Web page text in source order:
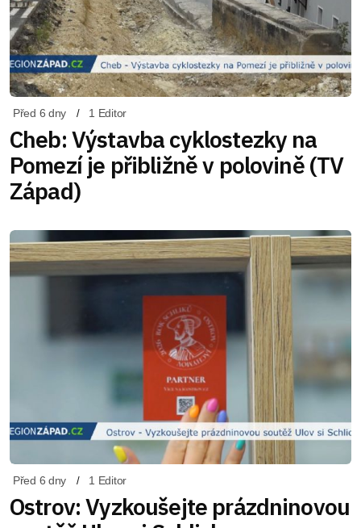
Před 6 dny 1 Editor
Cheb: Výstavba cyklostezky na
Pomezí je přibližně v polovině (TV
Západ)
Před 6 dny 1 Editor
Ostrov: Vyzkoušejte prázdninovou